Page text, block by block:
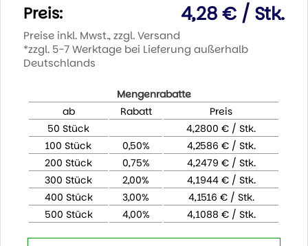
Preis: 4,28 € / Stk.
Preise inkl. Mwst., zzgl. Versand
*zzgl. 5-7 Werktage bei Lieferung außerhalb
Deutschlands
Mengenrabatte
ab
Rabatt
Preis
50 Stück
4,2800 € / Stk.
100 Stück
0,50%
4,2586 € / Stk.
200 Stück
0,75%
4,2479 € / Stk.
300 Stück
2,00%
4,1944 € / Stk.
400 Stück
3,00%
4,1516 € / Stk.
500 Stück
4,00% 4,1088 € / Stk.